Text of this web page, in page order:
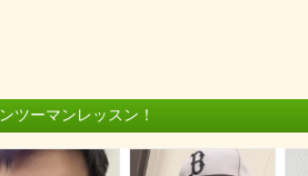
ツーマンレッスン！